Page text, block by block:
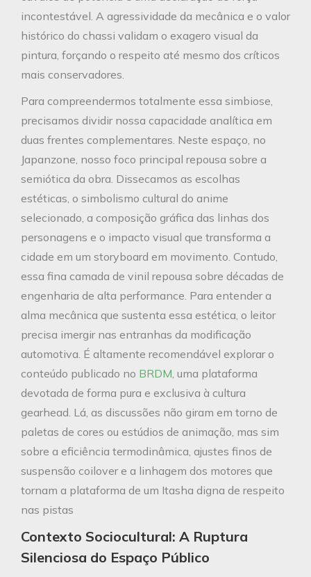
incontestável. A agressividade da mecânica e o valor
histórico do chassi validam o exagero visual da
pintura, forçando o respeito até mesmo dos críticos
mais conservadores.
Para compreendermos totalmente essa simbiose,
precisamos dividir nossa capacidade analítica em
duas frentes complementares. Neste espaço, no
Japanzone, nosso foco principal repousa sobre a
semiótica da obra. Dissecamos as escolhas
estéticas, o simbolismo cultural do anime
selecionado, a composição gráfica das linhas dos
personagens e o impacto visual que transforma a
cidade em um storyboard em movimento. Contudo,
essa fina camada de vinil repousa sobre décadas de
engenharia de alta performance. Para entender a
alma mecânica que sustenta essa estética, o leitor
precisa imergir nas entranhas da modificação
automotiva. É altamente recomendável explorar o
conteúdo publicado no BRDM, uma plataforma
devotada de forma pura e exclusiva à cultura
gearhead. Lá, as discussões não giram em torno de
paletas de cores ou estúdios de animação, mas sim
sobre a eficiência termodinâmica, ajustes finos de
suspensão coilover e a linhagem dos motores que
tornam a plataforma de um Itasha digna de respeito
nas pistas
Contexto Sociocultural: A Ruptura
Silenciosa do Espaço Público